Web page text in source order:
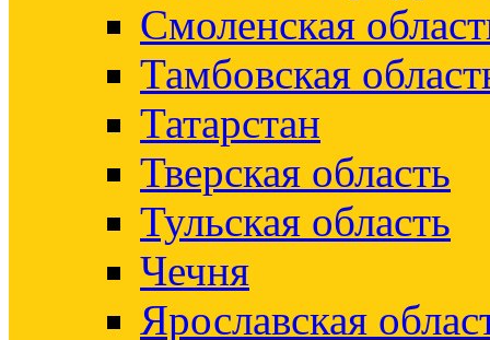
Смоленская
Тамбовская
Татарстан
Тверская область
Тульская область
Чечня
Ярославская